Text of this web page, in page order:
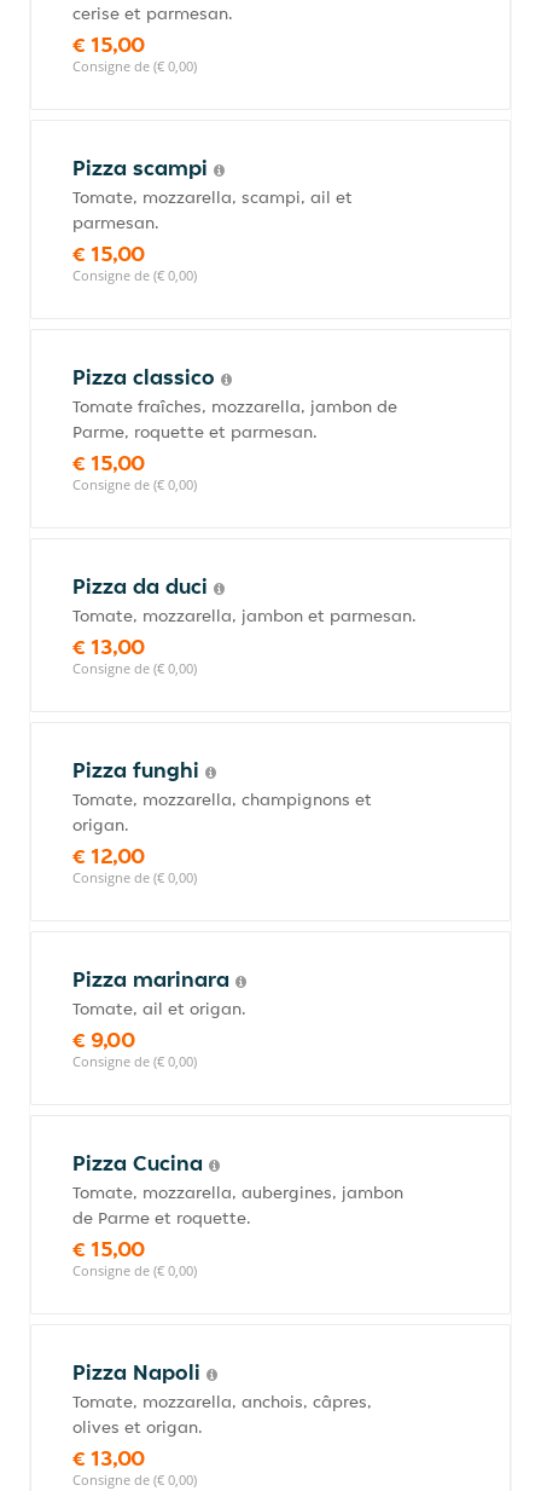
cerise et parmesan.
€ 15,00
Consigne de (€ 0,00)
Pizza scampi
Tomate, mozzarella, scampi, ail et
parmesan.
€ 15,00
Consigne de (€ 0,00)
Pizza classico
Tomate fraîches, mozzarella, jambon de
Parme, roquette et parmesan.
€ 15,00
Consigne de (€ 0,00)
Pizza da duci
Tomate, mozzarella, jambon et parmesan.
€ 13,00
Consigne de (€ 0,00)
Pizza funghi
Tomate, mozzarella, champignons et
origan.
€ 12,00
Consigne de (€ 0,00)
Pizza marinara
Tomate, ail et origan.
€ 9,00
Consigne de (€ 0,00)
Pizza Cucina
Tomate, mozzarella, aubergines, jambon
de Parme et roquette.
€ 15,00
Consigne de (€ 0,00)
Pizza Napoli
Tomate, mozzarella, anchois, câpres,
olives et origan.
€ 13,00
Consigne de (€ 0,00)